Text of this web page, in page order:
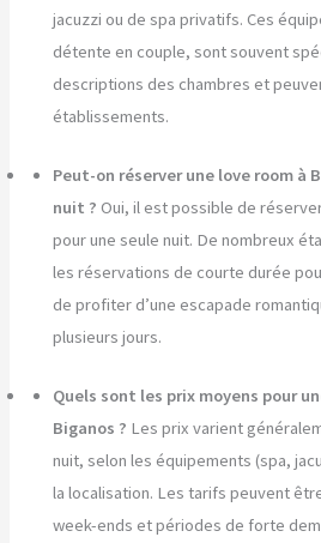
jacuzzi ou de spa privatifs. Ces
détente en couple, sont souvent
descriptions des chambres et
établissements.
Peut-on réserver une love room à
nuit ? Oui, il est possible de
pour une seule nuit. De nombreux
les réservations de courte durée
de profiter d’une escapade
plusieurs jours.
Quels sont les prix moyens pour
Biganos ? Les prix varient
nuit, selon les équipements (spa,
la localisation. Les tarifs peuvent
week-ends et périodes de forte